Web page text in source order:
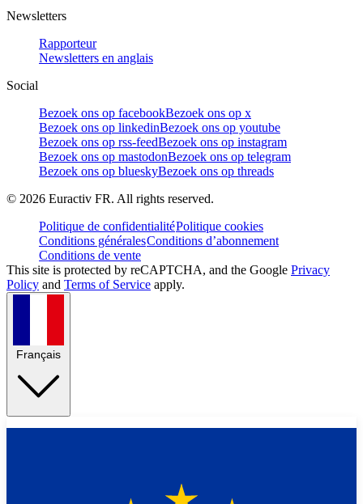
Newsletters
Rapporteur
Newsletters en anglais
Social
Bezoek ons op facebookBezoek ons op x
Bezoek ons op linkedinBezoek ons op youtube
Bezoek ons op rss-feedBezoek ons op instagram
Bezoek ons op mastodonBezoek ons op telegram
Bezoek ons op blueskyBezoek ons op threads
© 2026 Euractiv FR. All rights reserved.
Politique de confidentialitéPolitique cookies
Conditions généralesConditions d’abonnement
Conditions de vente
This site is protected by reCAPTCHA, and the Google Privacy
Policy and Terms of Service apply.
Français